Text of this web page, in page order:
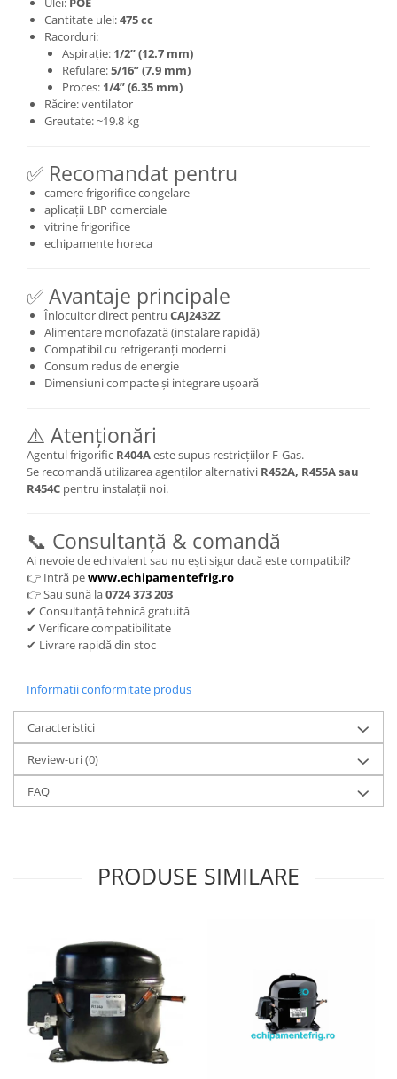
Cantitate ulei:475 cc
Racorduri:
Aspirație: 1/2” (12.7 mm)
Refulare:5/16” (7.9 mm)
Proces: 1/4” (6.35 mm)
Răcire: ventilator
Greutate: ~19.8 kg
✅ Recomandat pentru
camere frigorifice congelare
aplicații LBP comerciale
vitrine frigorifice
echipamente horeca
✅ Avantaje principale
Înlocuitor direct pentru CAJ2432Z
Alimentare monofazată (instalare rapidă)
Compatibil cu refrigeranți moderni
Consum redus de energie
Dimensiuni compacte și integrare ușoară
⚠️ Atenționări
Agentul frigorific R404Aeste supus restricțiilor F-Gas.
Se recomandă utilizarea agenților alternativi R452A, R455A sau
R454C pentru instalații noi.
📞 Consultanță & comandă
Ai nevoie de echivalent sau nu ești sigur dacă este compatibil?
👉 Intră pewww.echipamentefrig.ro
👉 Sau sună la0724 373 203
✔ Consultanță tehnică gratuită
✔ Verificare compatibilitate
✔ Livrare rapidă din stoc
Informatii conformitate produs
Caracteristici
Review-uri(0)
FAQ
PRODUSE SIMILARE